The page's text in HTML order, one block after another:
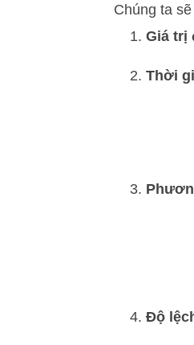
Chúng ta
Giá trị
Thời
Độ